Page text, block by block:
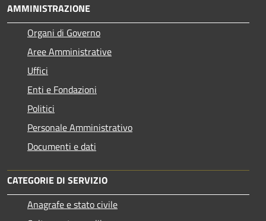
AMMINISTRAZIONE
Organi di Governo
Aree Amministrative
Uffici
Enti e Fondazioni
Politici
Personale Amministrativo
Documenti e dati
CATEGORIE DI SERVIZIO
Anagrafe e stato civile